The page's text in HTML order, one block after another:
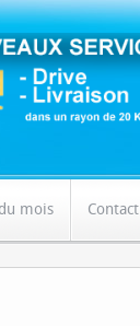
mois Contact